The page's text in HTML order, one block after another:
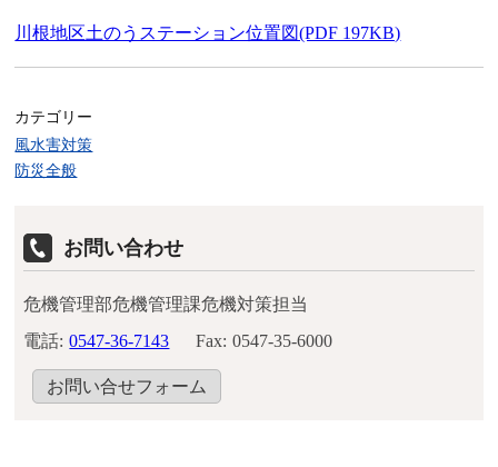
川根地区土のうステーション位置図(PDF 197KB)
カテゴリー
風水害対策
防災全般
お問い合わせ
危機管理部危機管理課危機対策担当
電話: 0547-36-7143 Fax: 0547-35-6000
お問い合せフォーム